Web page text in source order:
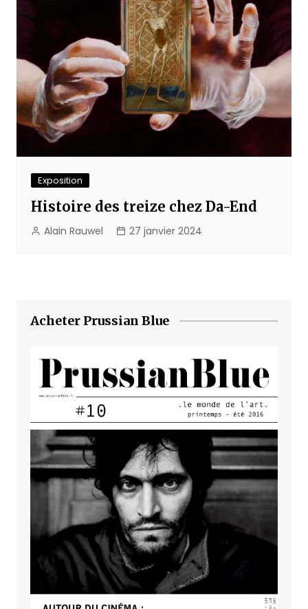
Exposition
Histoire des treize chez Da-End
Alain Rauwel 27 janvier 2024
Acheter Prussian Blue